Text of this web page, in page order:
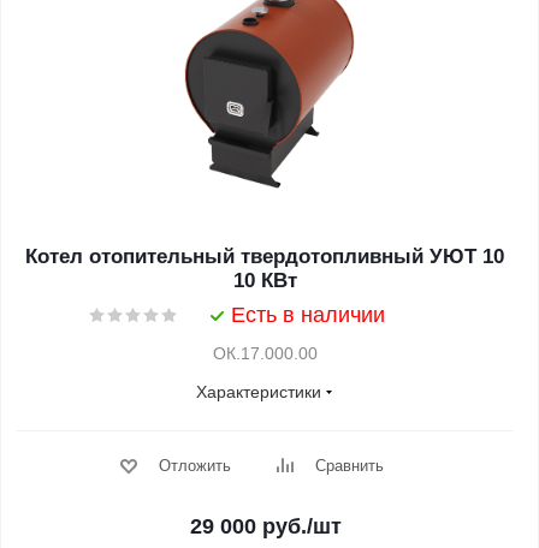
Котел отопительный твердотопливный УЮТ 10
10 КВт
Есть в наличии
ОК.17.000.00
Характеристики
Отложить Сравнить
29 000руб./шт